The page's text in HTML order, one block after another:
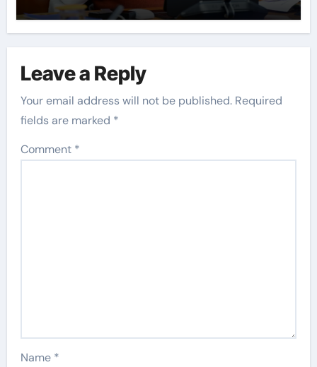
Leave a Reply
Your email address will not be published. Required
fields are marked *
Comment *
Name *